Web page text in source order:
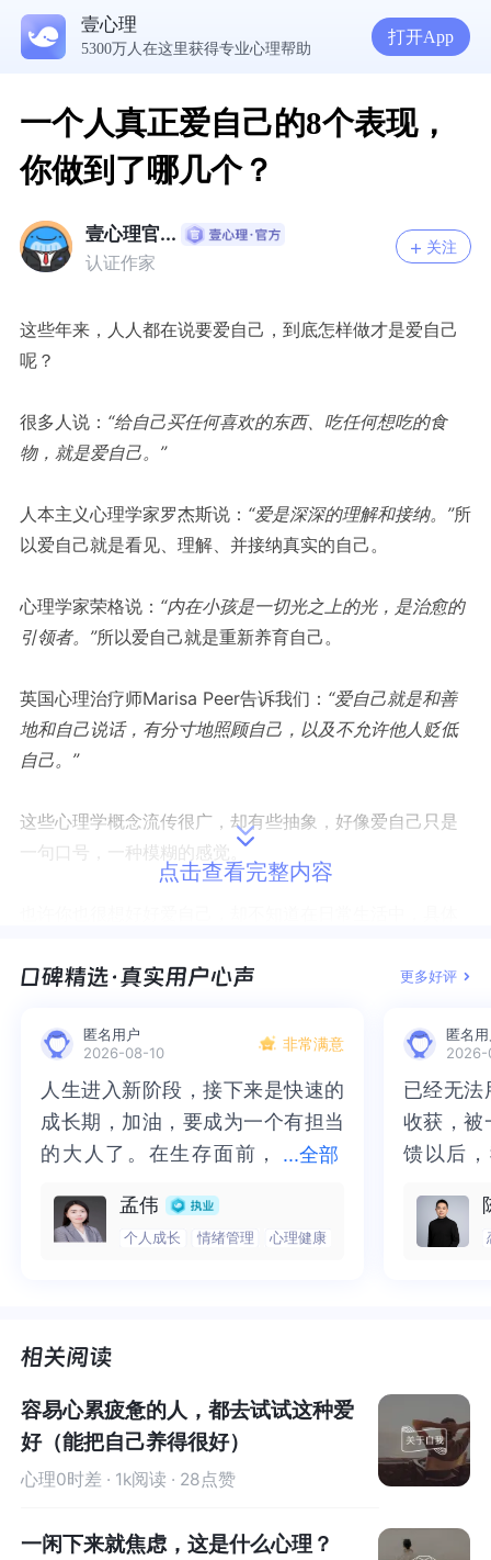
壹心理
5300万人在这里获得专业心理帮助
亲密关系总陷入拉扯，怎样跳出反复内耗？
打开App
一个人真正爱自己的8个表现，
你做到了哪几个？
壹心理官...
认证作家
关注
这些年来，人人都在说要爱自己，到底怎样做才是爱自己
呢？
很多人说： “给自己买任何喜欢的东西、吃任何想吃的食
物，就是爱自己。”
人本主义心理学家罗杰斯说： “爱是深深的理解和接纳。”所
以爱自己就是看见、理解、并接纳真实的自己。
心理学家荣格说： “内在小孩是一切光之上的光，是治愈的
引领者。”所以爱自己就是重新养育自己。
英国心理治疗师Marisa Peer告诉我们： “爱自己就是和善
地和自己说话，有分寸地照顾自己，以及不允许他人贬低
自己。”
这些心理学概念流传很广，却有些抽象，好像爱自己只是
一句口号，一种模糊的感觉。
如何为自己提供 “具体而有效的爱”。
为自己创建尽可能多的 “恢复角落”
点击查看完整内容
更多好评
匿名用户
2026-08-10
非常满意
...全部
人生进入新阶段，接下来是快速的
成长期，加油，要成为一个有担当
的大人了。在生存面前，
要的，有时候我们不想长大，可能
只是因为不想承担成年人的责任，
时，能够让自己稳稳站住，要做顶
天立地的大人，不要做怯懦的小
孩，因为生活不会因为你是小孩，
就善待你，却会因为你的强大，而
褪去阴影。勇敢者永远能享受世
人生进入新阶段，接下来是快速的
成长期，加油，要成为一个有担当
的大人了。在生存面前，在家人的
时候我们不想长大，可能只是因为
不想承担成年人的责任，但是责任
让自己稳稳站住，要做顶天立地的
大人，不要做怯懦的小孩，因为生
活不会因为你是小孩，就善待你，
却会因为你的强大，而褪去阴影。
勇敢者永远能享受世界，无论什么
孟伟
个人成长 情绪管理 心理健康
匿名
已经无法
收获，被
馈以后
清晰，
虽然不
已经无法
收获，被
馈以后
也慢慢
知道还
容易心累疲惫的人，都去试试这种爱
好（能把自己养得很好）
心理0时差 · 1k阅读 · 28点赞
一闲下来就焦虑，这是什么心理？